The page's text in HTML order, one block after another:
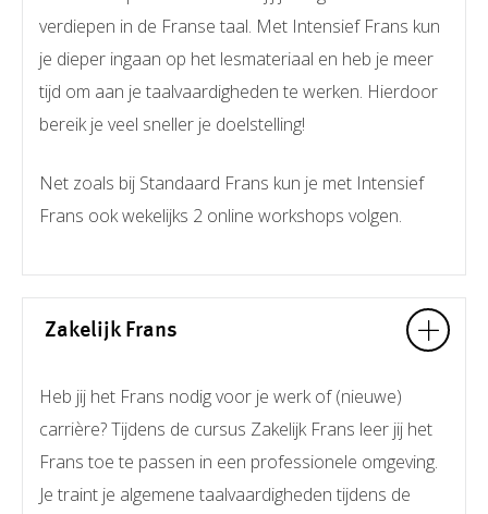
verdiepen in de Franse taal. Met Intensief Frans kun
je dieper ingaan op het lesmateriaal en heb je meer
tijd om aan je taalvaardigheden te werken. Hierdoor
bereik je veel sneller je doelstelling!
Net zoals bij Standaard Frans kun je met Intensief
Frans ook wekelijks 2 online workshops volgen.
Zakelijk Frans
Heb jij het Frans nodig voor je werk of (nieuwe)
carrière? Tijdens de cursus Zakelijk Frans leer jij het
Frans toe te passen in een professionele omgeving.
Je traint je algemene taalvaardigheden tijdens de